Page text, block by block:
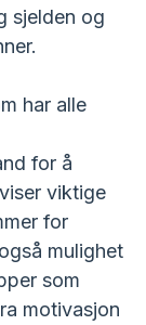
sjelden og
har alle
for å
viktige
for
mulighet
som
motivasjon